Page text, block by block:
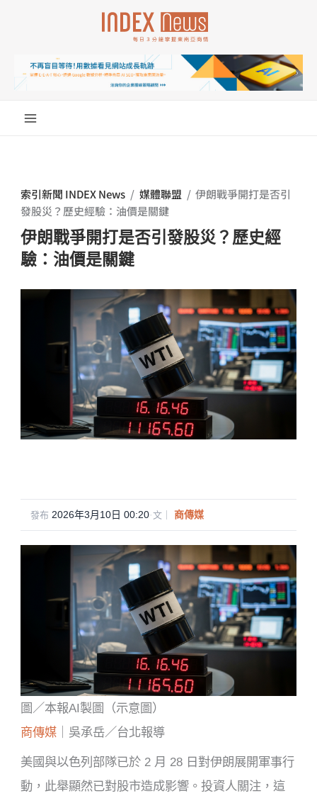
索引新聞 INDEX News / 媒體聯盟 / 伊朗戰爭開打是否引
發股災？歷史經驗：油價是關鍵
伊朗戰爭開打是否引發股災？歷史經
驗：油價是關鍵
發布 2026年3月10日 00:20·文｜ 商傳媒
圖／本報AI製圖（示意圖）
商傳媒 ｜吳承岳／台北報導
美國與以色列部隊已於 2 月 28 日對伊朗展開軍事行
動，此舉顯然已對股市造成影響。投資人關注，這